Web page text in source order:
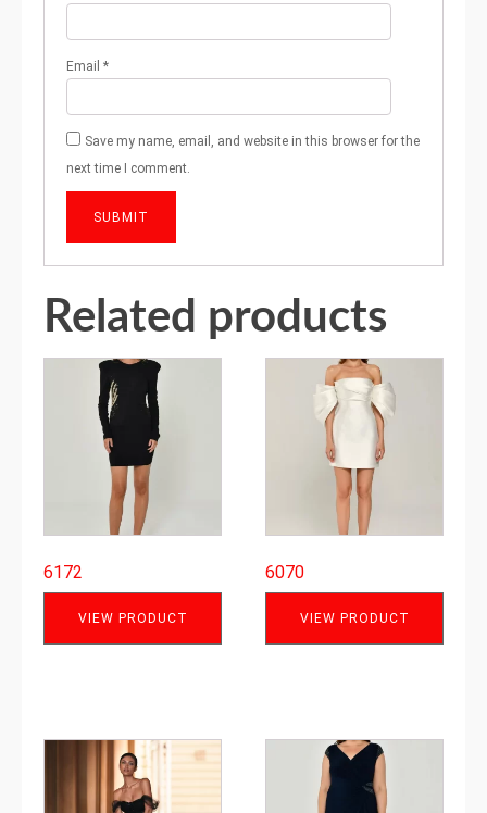
Email *
Save my name, email, and website in this browser for the
next time I comment.
Related products
6172
VIEW PRODUCT
6070
VIEW PRODUCT